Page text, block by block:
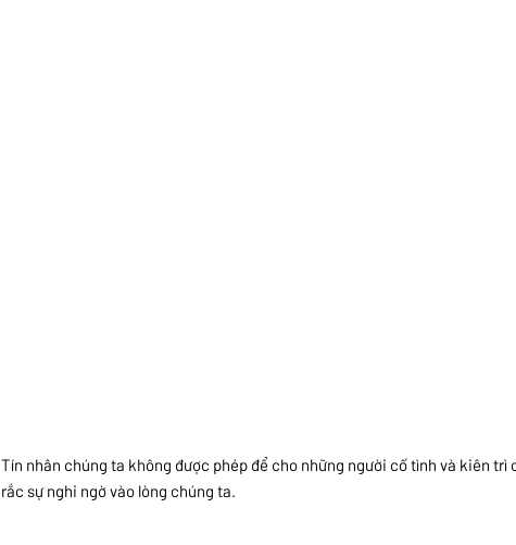
Tín nhân chúng ta không được phép để cho những người cố tình và kiên trì
rắc sự nghi ngờ vào lòng chúng ta.